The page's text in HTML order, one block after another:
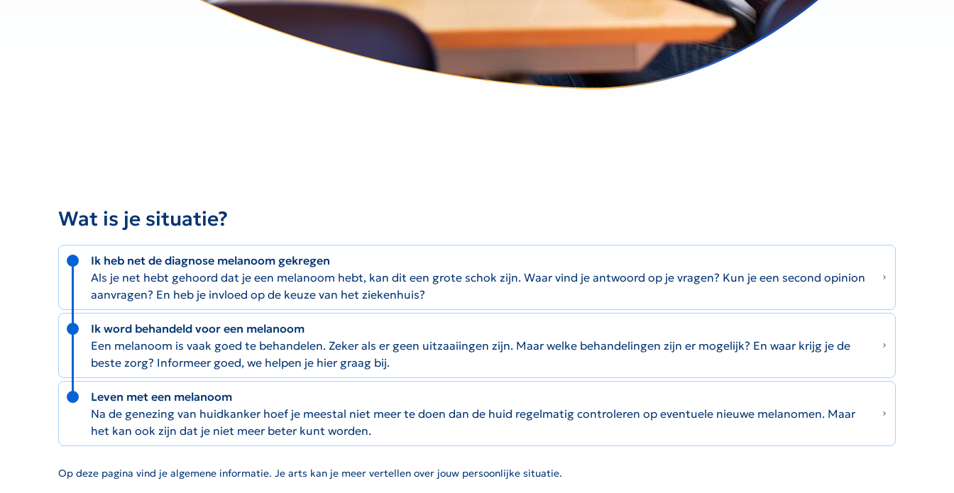
Wat is je situatie?
Ik heb net de diagnose melanoom gekregen
Als je net hebt gehoord dat je een melanoom hebt, kan dit een grote schok zijn. Waar vind je antwoord op je vragen? Kun je een second opinion
aanvragen? En heb je invloed op de keuze van het ziekenhuis?
Ik word behandeld voor een melanoom
Een melanoom is vaak goed te behandelen. Zeker als er geen uitzaaiingen zijn. Maar welke behandelingen zijn er mogelijk? En waar krijg je de
beste zorg? Informeer goed, we helpen je hier graag bij.
Leven met een melanoom
Na de genezing van huidkanker hoef je meestal niet meer te doen dan de huid regelmatig controleren op eventuele nieuwe melanomen. Maar
het kan ook zijn dat je niet meer beter kunt worden.
Op deze pagina vind je algemene informatie. Je arts kan je meer vertellen over jouw persoonlijke situatie.